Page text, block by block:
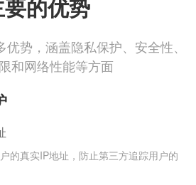
的优势
势，涵盖隐私保护、安全性、
和网络性能等方面
的真实IP地址，防止第三方追踪用户的